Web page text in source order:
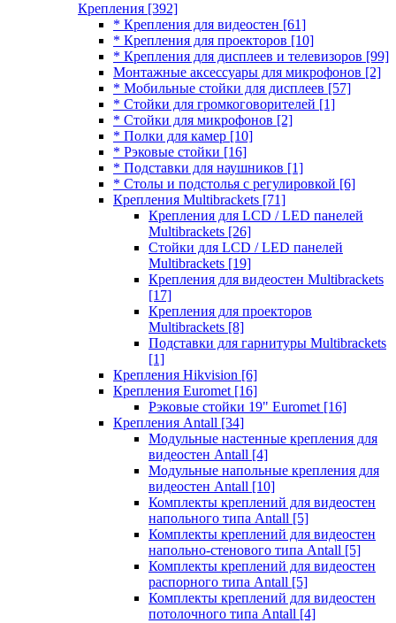
Крепления [392]
* Крепления для видеостен [61]
* Крепления для проекторов [10]
* Крепления для дисплеев и телевизоров [99]
Монтажные аксессуары для микрофонов [2]
* Мобильные стойки для дисплеев [57]
* Стойки для громкоговорителей [1]
* Стойки для микрофонов [2]
* Полки для камер [10]
* Рэковые стойки [16]
* Подставки для наушников [1]
* Столы и подстолья с регулировкой [6]
Крепления Multibrackets [71]
Крепления для LCD / LED панелей
Multibrackets [26]
Стойки для LCD / LED панелей
Multibrackets [19]
Крепления для видеостен Multibrackets
[17]
Крепления для проекторов
Multibrackets [8]
Подставки для гарнитуры Multibrackets
[1]
Крепления Hikvision [6]
Крепления Euromet [16]
Рэковые стойки 19" Euromet [16]
Крепления Antall [34]
Модульные настенные крепления для
видеостен Antall [4]
Модульные напольные крепления для
видеостен Antall [10]
Комплекты креплений для видеостен
напольного типа Antall [5]
Комплекты креплений для видеостен
напольно-стенового типа Antall [5]
Комплекты креплений для видеостен
распорного типа Antall [5]
Комплекты креплений для видеостен
потолочного типа Antall [4]